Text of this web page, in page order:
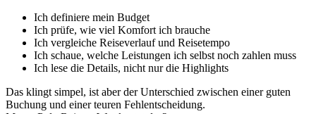
Ich definiere mein Budget
Ich prüfe, wie viel Komfort ich brauche
Ich vergleiche Reiseverlauf und Reisetempo
Ich schaue, welche Leistungen ich selbst noch zahlen muss
Ich lese die Details, nicht nur die Highlights
Das klingt simpel, ist aber der Unterschied zwischen einer guten
Buchung und einer teuren Fehlentscheidung.